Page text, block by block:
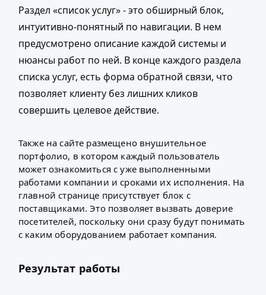
Раздел «список услуг» - это обширный блок,
интуитивно-понятный по навигации. В нем
предусмотрено описание каждой системы и
нюансы работ по ней. В конце каждого раздела
списка услуг, есть форма обратной связи, что
позволяет клиенту без лишних кликов
совершить целевое действие.
Также на сайте размещено внушительное
портфолио, в котором каждый пользователь
может ознакомиться с уже выполненными
работами компании и сроками их исполнения. На
главной странице присутствует блок с
поставщиками. Это позволяет вызвать доверие
посетителей, поскольку они сразу будут понимать
с каким оборудованием работает компания.
Результат работы